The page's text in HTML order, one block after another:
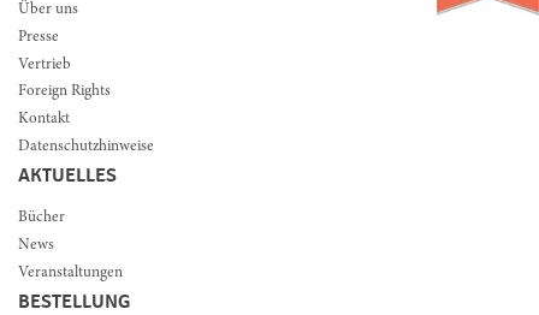
Über uns
Presse
Vertrieb
Foreign Rights
Kontakt
Datenschutzhinweise
AKTUELLES
Bücher
News
Veranstaltungen
BESTELLUNG